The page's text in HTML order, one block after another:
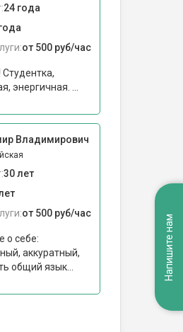
24 года
от 500 руб/час
Студентка,
энергичная. ...
Владимирович
30 лет
от 500 руб/час
о себе:
аккуратный,
общий язык...
Напишите нам